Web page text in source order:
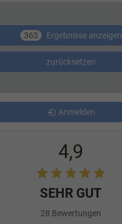
363 Ergebnisse anzeigen
zurücksetzen
Anmelden
4,9
SEHR GUT
28 Bewertungen